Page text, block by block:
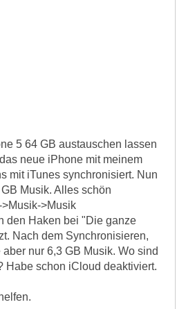
5 64 GB austauschen lassen
neue iPhone mit meinem
mit iTunes synchronisiert. Nun
Musik. Alles schön
>Musik
den Haken bei "Die ganze
Nach dem Synchronisieren,
nur 6,3 GB Musik. Wo sind
Habe schon iCloud deaktiviert.